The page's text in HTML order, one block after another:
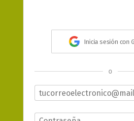
Inicia sesión con
o